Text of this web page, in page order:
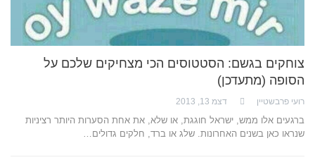
צוחקים בגשם: הסטטוסים הכי מצחיקים שלכם על
הסופה (מתעדכן)
רועי פרבשטיין דצמ 13, 2013
ברגעים אלו ממש, ישראל חוגגת, או שלא, את אחת הסערות היותר רציניות
שנראו כאן בשנים האחרונות. שלג או ברד, חלקים גדולים…